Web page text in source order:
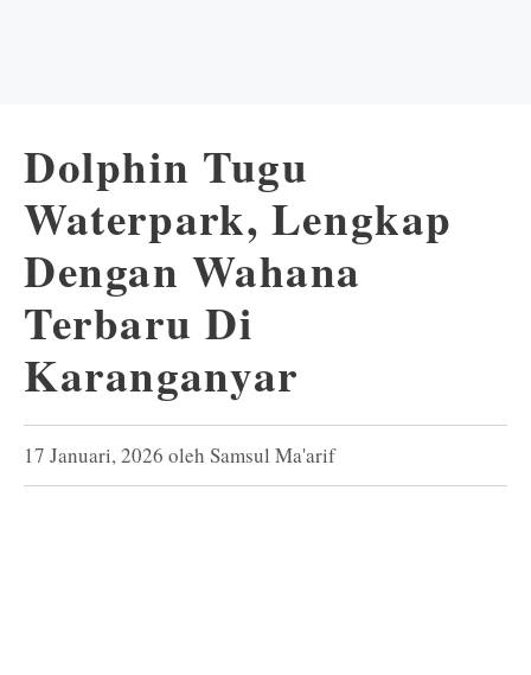
Dolphin Tugu
Waterpark, Lengkap
Dengan Wahana
Terbaru Di
Karanganyar
17 Januari, 2026 oleh Samsul Ma'arif